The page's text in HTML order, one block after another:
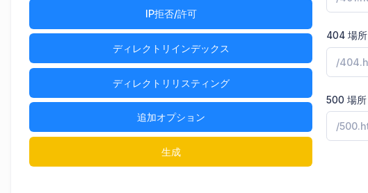
IP拒否/許可
ディレクトリインデックス
ディレクトリリスティング
追加オプション
404 場所
500 場所